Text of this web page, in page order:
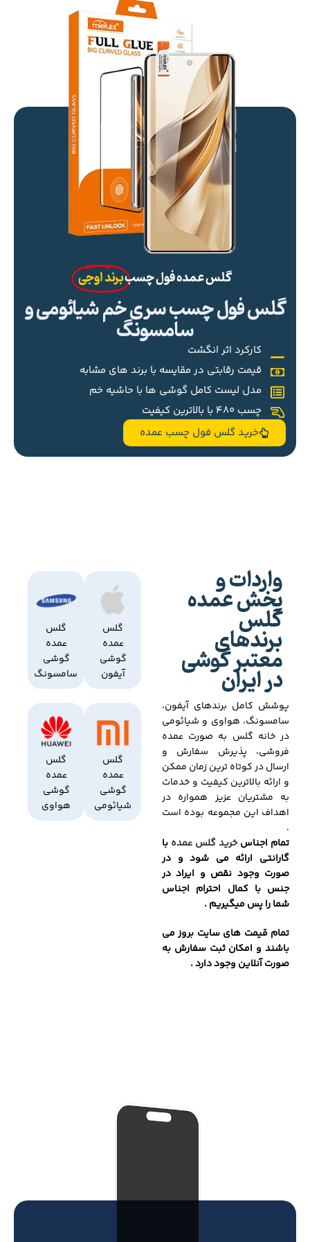
گلس عمده فول چسببرند اوجی
گلس فول چسب سری خم شیائومی و
سامسونگ
کارکرد اثر انگشت
قیمت رقابتی در مقایسه با برند های مشابه
مدل لیست کامل گوشی ها با حاشیه خم
چسب 480 با بالاترین کیفیت
خرید گلس فول چسب عمده
واردات و
پخش عمده
گلس
برندهای
معتبر گوشی
در ایران
پوشش کامل برندهای آیفون،
سامسونگ، هواوی و شیائومی
در خانه گلس به صورت عمده
فروشی، پذیرش سفارش و
ارسال در کوتاه ترین زمان ممکن
و ارائه بالاترین کیفیت و خدمات
به مشتریان عزیز همواره در
اهداف این مجموعه بوده است
.
تمام اجناسخرید گلس عمده با
گارانتی ارائه می شود و در
صورت وجود نقص و ایراد در
جنس با کمال احترام اجناس
شما را پس میگیریم .
تمام قیمت های سایت بروز می
باشند و امکان ثبت سفارش به
صورت آنلاین وجود دارد .
گلس
عمده
گوشی
آیفون
گلس
عمده
گوشی
سامسونگ
گلس
عمده
گوشی
شیائومی
گلس
عمده
گوشی
هواوی